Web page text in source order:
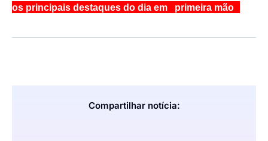
os principais destaques do dia em primeira mão
Compartilhar notícia: